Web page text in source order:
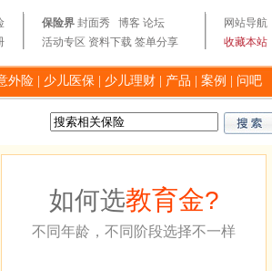
保险界 封面秀 博客 论坛
活动专区 资料下载 签单分享
网站导航
收藏本站
外险 少儿医保 少儿理财 产品 案例 问吧
如何选教育金?
不同年龄，不同阶段选择不一样